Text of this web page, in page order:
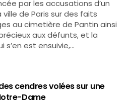
par les accusations d’un
de Paris sur des faits
au cimetière de Pantin ainsi
aux défunts, et la
est ensuivie,…
cendres volées sur une
Dame